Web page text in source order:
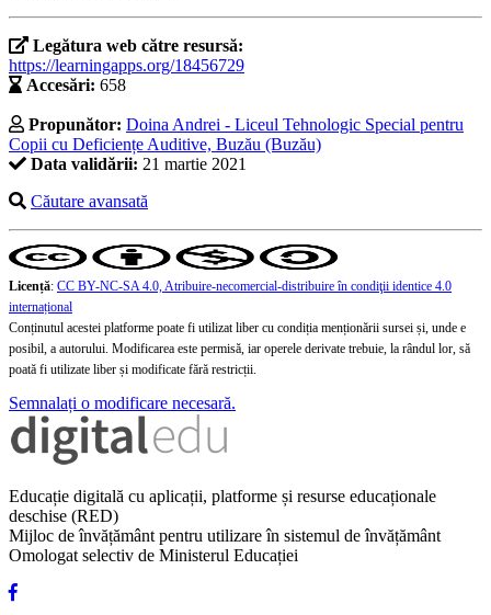
Legătura web către resursă:
https://learningapps.org/18456729
Accesări: 658
Propunător: Doina Andrei - Liceul Tehnologic Special pentru
Copii cu Deficiențe Auditive, Buzău (Buzău)
Data validării: 21 martie 2021
Căutare avansată
Licență: CC BY-NC-SA 4.0, Atribuire-necomercial-distribuire în condiţii identice 4.0
internațional
Conținutul acestei platforme poate fi utilizat liber cu condiția menționării sursei și, unde e
posibil, a autorului. Modificarea este permisă, iar operele derivate trebuie, la rândul lor, să
poată fi utilizate liber și modificate fără restricții.
Semnalați o modificare necesară.
Educație digitală cu aplicații, platforme și resurse educaționale
deschise (RED)
Mijloc de învățământ pentru utilizare în sistemul de învățământ
Omologat selectiv de Ministerul Educației